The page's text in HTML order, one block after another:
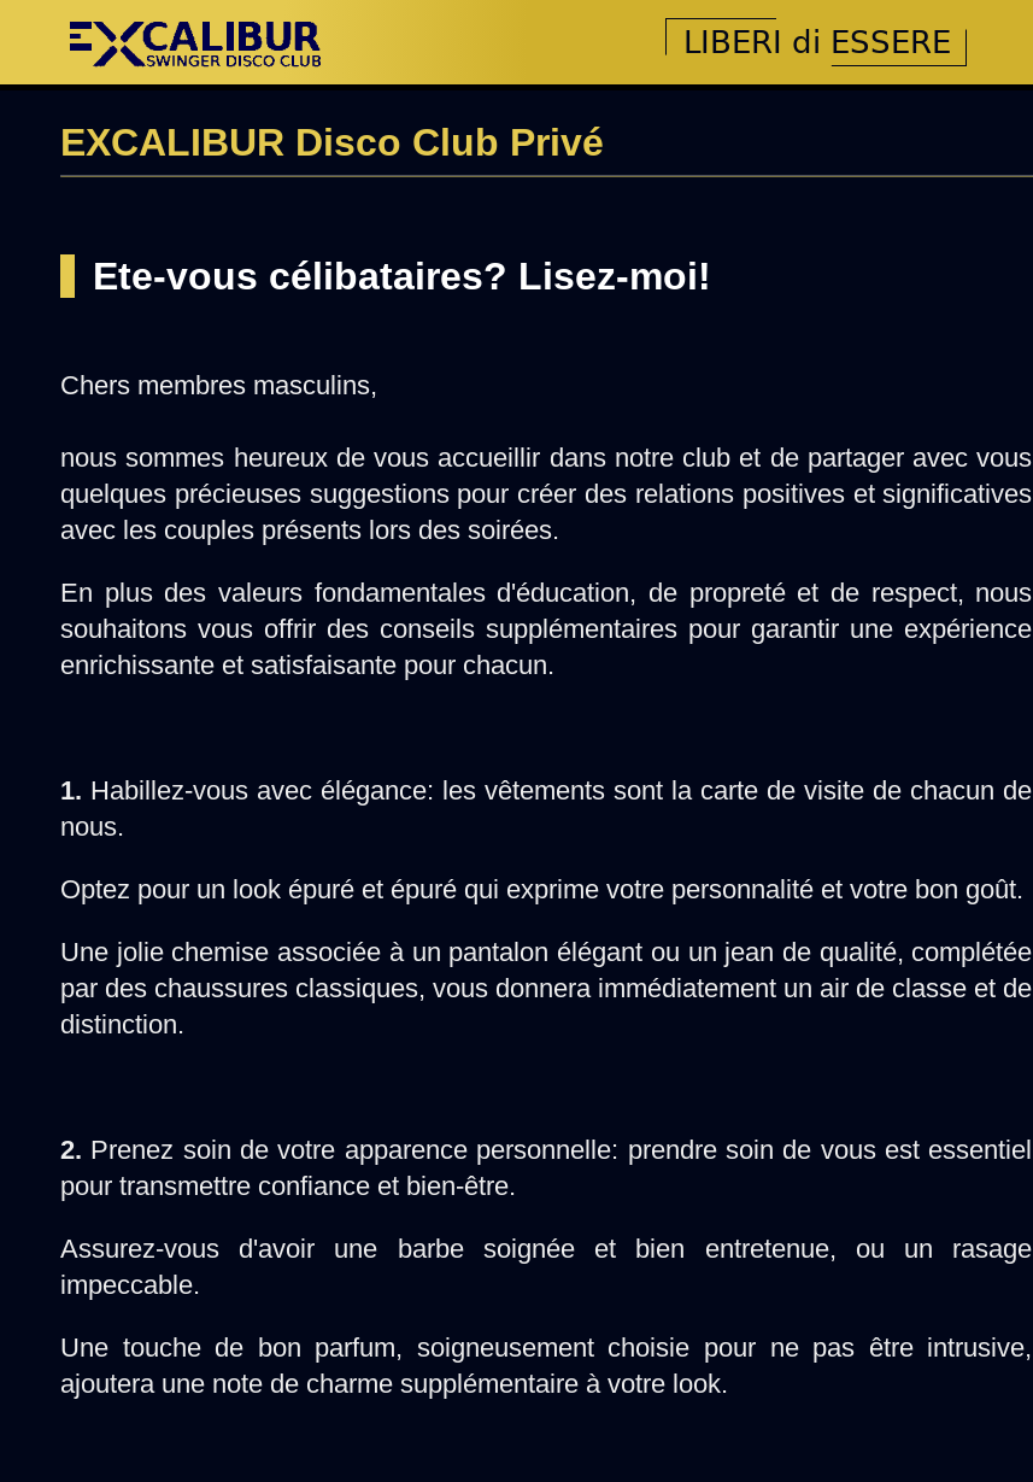
EXCALIBUR Disco Club Privé
Ete-vous célibataires? Lisez-moi!
Chers membres masculins,
nous sommes heureux de vous accueillir dans notre club et de partager avec vous
quelques précieuses suggestions pour créer des relations positives et significatives
avec les couples présents lors des soirées.
En plus des valeurs fondamentales d'éducation, de propreté et de respect, nous
souhaitons vous offrir des conseils supplémentaires pour garantir une expérience
enrichissante et satisfaisante pour chacun.
1. Habillez-vous avec élégance: les vêtements sont la carte de visite de chacun de
nous.
Optez pour un look épuré et épuré qui exprime votre personnalité et votre bon goût.
Une jolie chemise associée à un pantalon élégant ou un jean de qualité, complétée
par des chaussures classiques, vous donnera immédiatement un air de classe et de
distinction.
2. Prenez soin de votre apparence personnelle: prendre soin de vous est essentiel
pour transmettre confiance et bien-être.
Assurez-vous d'avoir une barbe soignée et bien entretenue, ou un rasage
impeccable.
Une touche de bon parfum, soigneusement choisie pour ne pas être intrusive,
ajoutera une note de charme supplémentaire à votre look.